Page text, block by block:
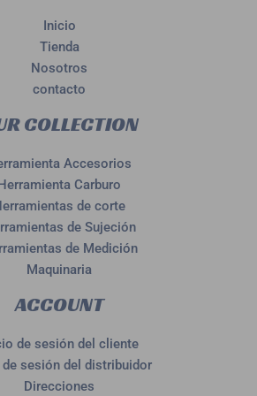
Inicio
Tienda
Nosotros
contacto
COLLECTION
Accesorios
Carburo
de corte
de Sujeción
de Medición
Maquinaria
ACCOUNT
de sesión del cliente
sesión del distribuidor
Direcciones